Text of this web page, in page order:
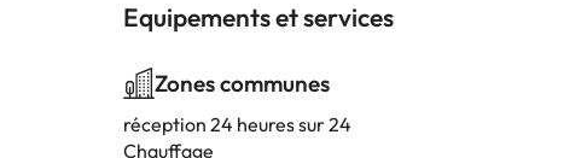
Equipements et services
Zones communes
réception 24 heures sur 24
Chauffage